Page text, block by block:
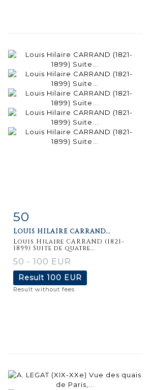
Item detail
50
LOUIS HILAIRE CARRAND...
Louis Hilaire CARRAND (1821-
1899) Suite de quatre...
50 - 100 EUR
Result 100 EUR
Result without fees